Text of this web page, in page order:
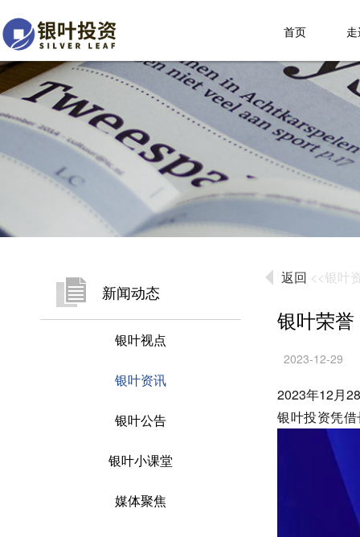
首页
新闻动态
银叶视点
银叶资讯
银叶公告
银叶小课堂
媒体聚焦
返回 <<银叶
银叶荣
2023-12-29
2023年12月
银叶投资凭